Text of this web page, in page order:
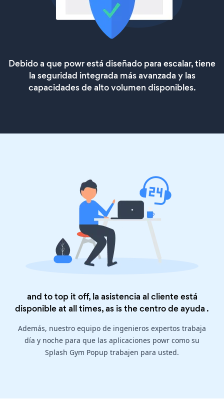
Debido a que powr está diseñado para escalar, tiene
la seguridad integrada más avanzada y las
capacidades de alto volumen disponibles.
and to top it off, la asistencia al cliente está
disponible at all times, as is thecentro de ayuda .
Además, nuestro equipo de ingenieros expertos trabaja
día y noche para que las aplicaciones powr como su
Splash Gym Popup trabajen para usted.